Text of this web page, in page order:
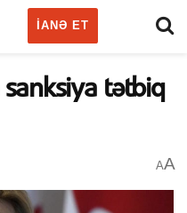
IANƏ ET
sanksiya tətbiq
AA